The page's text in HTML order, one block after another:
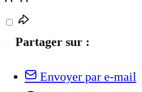
Partager sur :
Envoyer par e-mail